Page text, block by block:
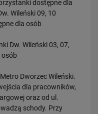
dostępne dla
Wileński 09, 10
dla osób
Dw. Wileński 03, 07,
Dworzec Wileński.
dla pracowników,
oraz od ul.
schody. Przy